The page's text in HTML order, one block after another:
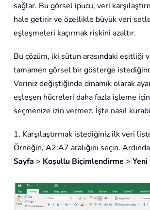
sağlar. Bu görsel ipucu, veri
hale getirir ve özellikle büyük veri
eşleşmeleri kaçırmak riskini azaltır.
Bu çözüm, iki sütun arasındaki eşitliği
tamamen görsel bir gösterge
Veriniz değiştiğinde dinamik olarak
eşleşen hücreleri daha fazla işleme
seçmenize izin vermez. İşte nasıl
1. Karşılaştırmak istediğiniz ilk veri
Örneğin, A2:A7 aralığını seçin.
Sayfa > Koşullu Biçimlendirme >